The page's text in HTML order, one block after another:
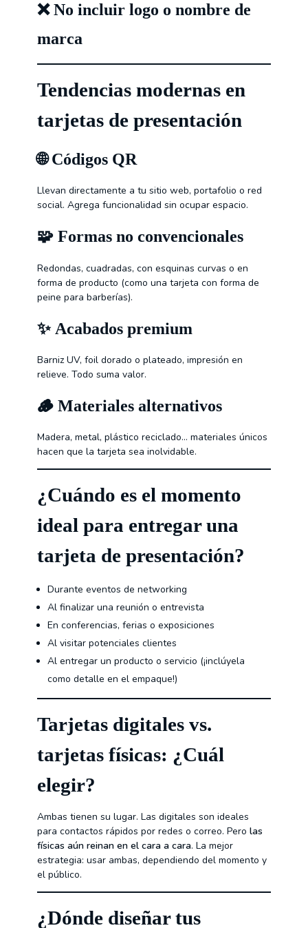
❌ No incluir logo o nombre de
marca
Tendencias modernas en
tarjetas de presentación
🌐Códigos QR
Llevan directamente a tu sitio web, portafolio o red
social. Agrega funcionalidad sin ocupar espacio.
🧩 Formas no convencionales
Redondas, cuadradas, con esquinas curvas o en
forma de producto (como una tarjeta con forma de
peine para barberías).
✨ Acabados premium
Barniz UV, foil dorado o plateado, impresión en
relieve. Todo suma valor.
🪵 Materiales alternativos
Madera, metal, plástico reciclado… materiales únicos
hacen que la tarjeta sea inolvidable.
¿Cuándo es el momento
ideal para entregar una
tarjeta de presentación?
Durante eventos de networking
Al finalizar una reunión o entrevista
En conferencias, ferias o exposiciones
Al visitar potenciales clientes
Al entregar un producto o servicio (¡inclúyela
como detalle en el empaque!)
Tarjetas digitales vs.
tarjetas físicas: ¿Cuál
elegir?
Ambas tienen su lugar. Las digitales son ideales
para contactos rápidos por redes o correo. Pero las
físicas aún reinan en el cara a cara. La mejor
estrategia: usar ambas, dependiendo del momento y
el público.
¿Dónde diseñar tus